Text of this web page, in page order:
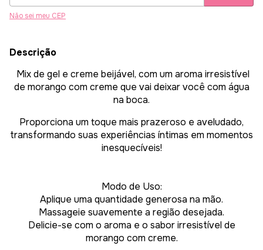
Não sei meu CEP
Descrição
Mix de gel e creme beijável, com um aroma irresistível
de morango com creme que vai deixar você com água
na boca.
Proporciona um toque mais prazeroso e aveludado,
transformando suas experiências íntimas em momentos
inesquecíveis!
Modo de Uso:
Aplique uma quantidade generosa na mão.
Massageie suavemente a região desejada.
Delicie-se com o aroma e o sabor irresistível de
morango com creme.